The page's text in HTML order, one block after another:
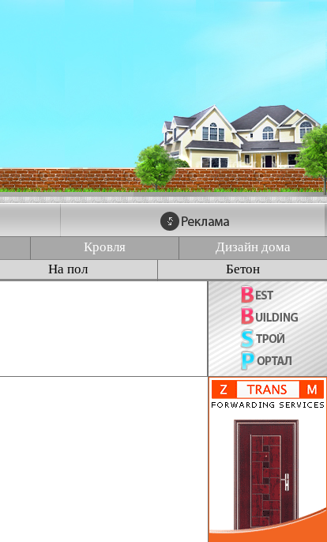
Кровля
Дизайн дома
На пол Бетон